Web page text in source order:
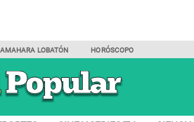
LOBATÓN HORÓSCOPO